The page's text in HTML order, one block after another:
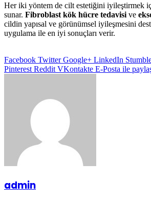
Her iki yöntem de cilt estetiğini iyileştirmek
sunar. Fibroblast kök hücre tedavisi ve
cildin yapısal ve görünümsel iyileşmesini
uygulama ile en iyi sonuçları verir.
Facebook Twitter Google+ LinkedIn
Pinterest Reddit VKontakte E-Posta ile
admin